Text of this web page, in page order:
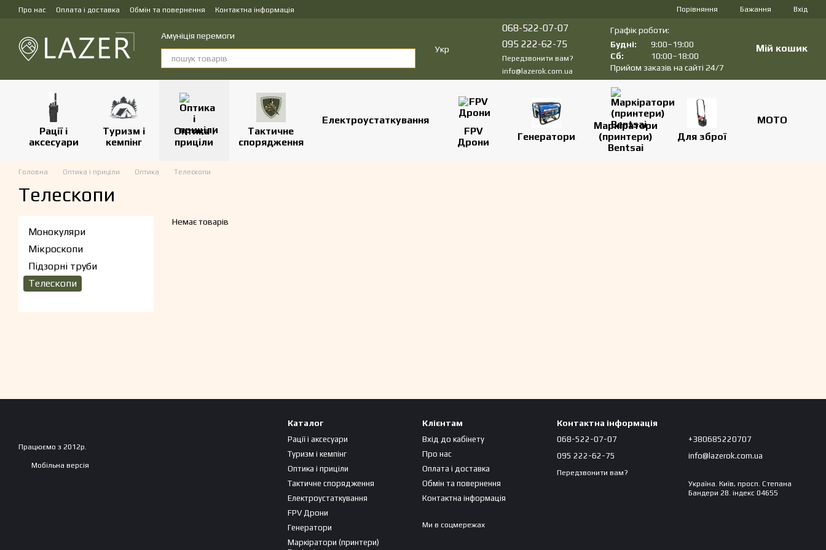
Перейти до основного контенту
Про нас Оплата і доставка Обмін та повернення Контактна інформація Порівняння Бажання Вхід
Амуніція перемоги
Укр
068-522-07-07
095 222-62-75
Передзвонити вам?
info@lazerok.com.ua
Графік роботи:
Будні:
9:00–19:00
Сб:
10:00–18:00
Прийом заказів на сайті 24/7
Мій кошик
Рації і
аксесуари
Туризм і
кемпінг
Оптика і
приціли
Тактичне
спорядження
Електроустаткування
FPV
Дрони
Генератори
Маркіратори
(принтери)
Bentsai
Для зброї
МОТО
Головна Оптика і приціли Оптика Телескопи
Телескопи
Немає товарів
Монокуляри
Мікроскопи
Підзорні труби
Телескопи
Працюємо з 2012р.
Мобільна версія
Каталог
Рації і аксесуари
Туризм і кемпінг
Оптика і приціли
Тактичне спорядження
Електроустаткування
FPV Дрони
Генератори
Маркіратори (принтери)
Клієнтам
Вхід до кабінету
Про нас
Оплата і доставка
Обмін та повернення
Контактна інформація
Ми в соцмережах
Контактна інформація
068-522-07-07
095 222-62-75
Передзвонити вам?
+380685220707
info@lazerok.com.ua
Україна. Київ, просп. Степана
Бандери 28. індекс 04655